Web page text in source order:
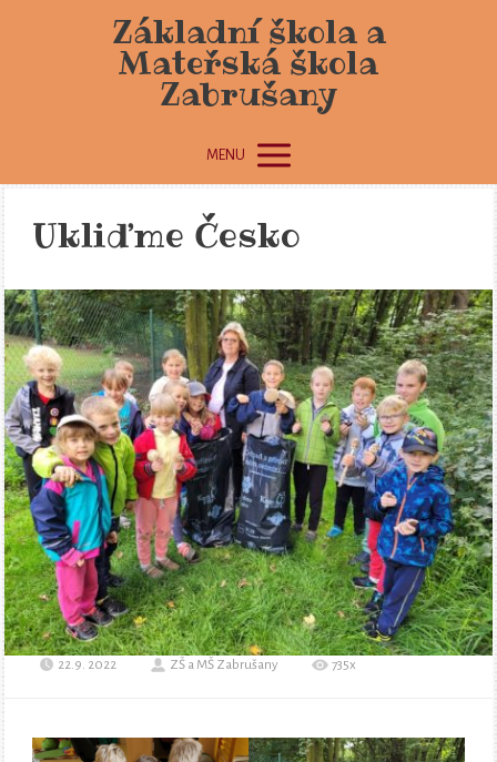
Základní škola a
Mateřská škola
Zabrušany
MENU
Ukliďme Česko
22.9. 2022 ZŠ a MŠ Zabrušany 735x